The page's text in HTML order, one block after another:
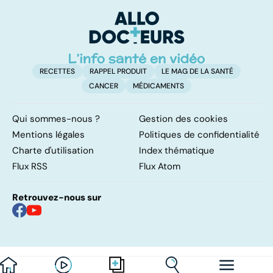
RECETTES RAPPEL PRODUIT
LE MAG DE LA SANTÉ
CANCER
MÉDICAMENTS
Qui sommes-nous ?
Gestion des cookies
Mentions légales
Politiques de confidentialité
Charte d'utilisation
Index thématique
Flux RSS
Flux Atom
Retrouvez-nous sur